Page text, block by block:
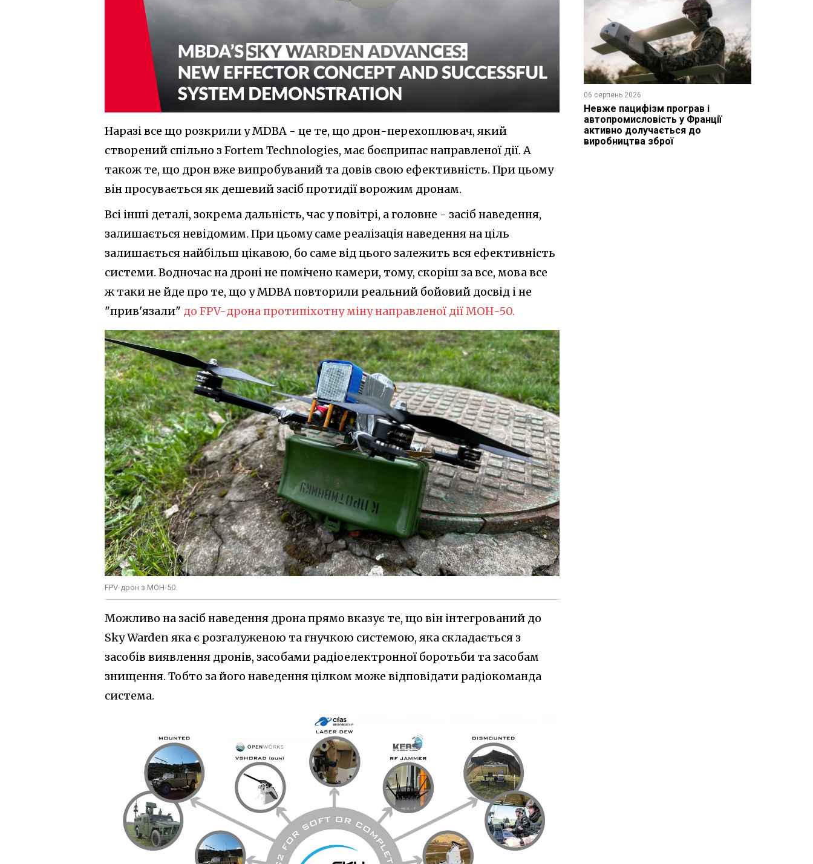
Наразі все що розкрили у MDBA - це те, що дрон-перехоплювач, який
створений спільно з Fortem Technologies, має боєприпас направленої дії. А
також те, що дрон вже випробуваний та довів свою ефективність. При цьому
він просувається як дешевий засіб протидії ворожим дронам.
Всі інші деталі, зокрема дальність, час у повітрі, а головне - засіб наведення,
залишається невідомим. При цьому саме реалізація наведення на ціль
залишається найбільш цікавою, бо саме від цього залежить вся ефективність
системи. Водночас на дроні не помічено камери, тому, скоріш за все, мова все
ж таки не йде про те, що у MDBA повторили реальний бойовий досвід і не
"прив'язали" до FPV-дрона протипіхотну міну направленої дії МОН-50.
FPV-дрон з МОН-50.
Можливо на засіб наведення дрона прямо вказує те, що він інтегрований до
Sky Warden яка є розгалуженою та гнучкою системою, яка складається з
засобів виявлення дронів, засобами радіоелектронної боротьби та засобам
знищення. Тобто за його наведення цілком може відповідати радіокоманда
система.
06 серпень 2026
Невже пацифізм програв і
автопромисловість у Франції
активно долучається до
виробництва зброї